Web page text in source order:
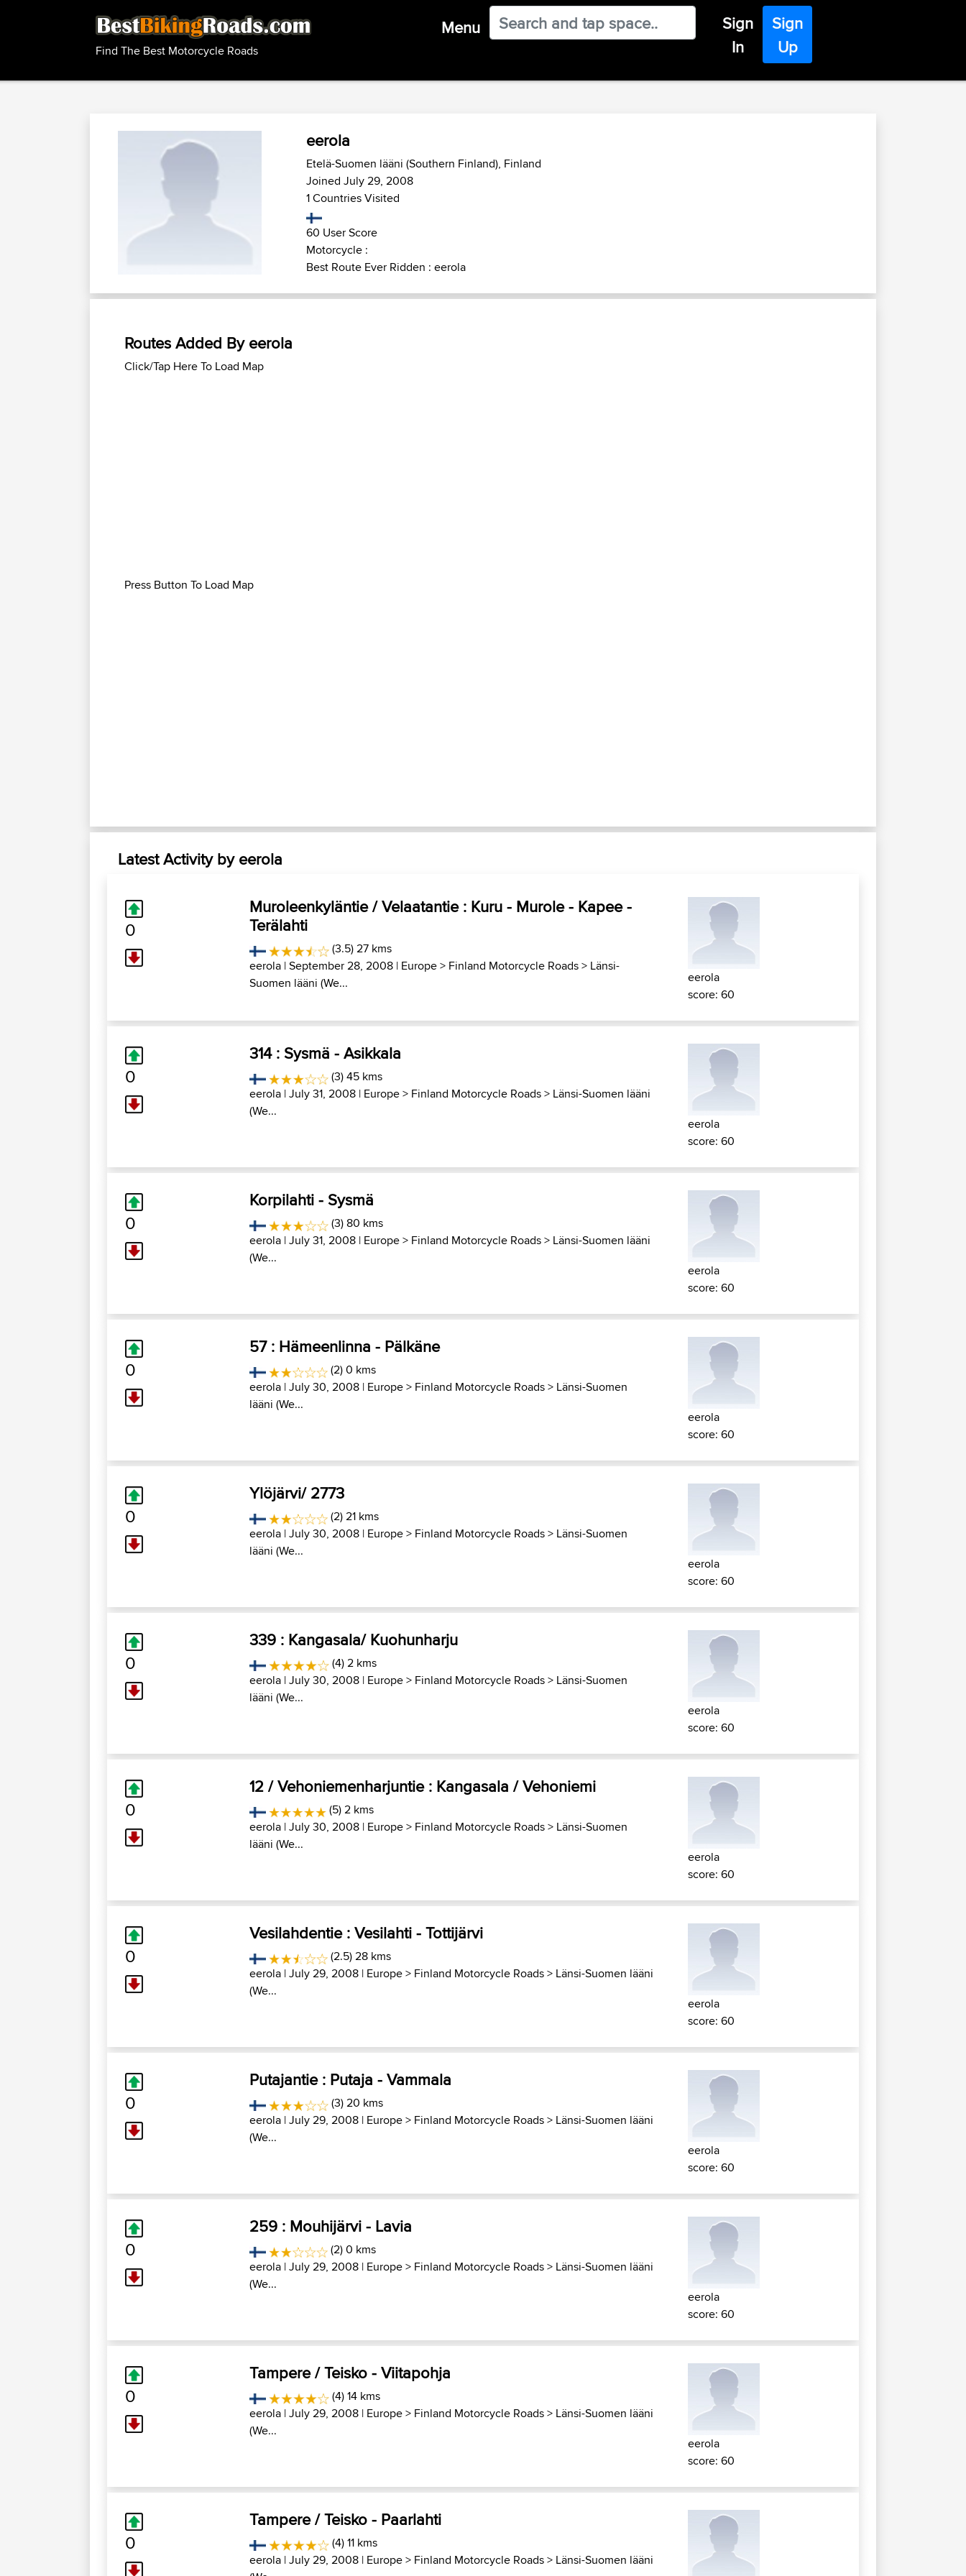
Find The Best Motorcycle Roads
Menu
Sign
In
Sign
Up
eerola
Etelä-Suomen lääni (Southern Finland), Finland
Joined July 29, 2008
1 Countries Visited
60 User Score
Motorcycle :
Best Route Ever Ridden : eerola
Routes Added By eerola
Click/Tap Here To Load Map
Press Button To Load Map
Latest Activity by eerola
0
Muroleenkyläntie / Velaatantie : Kuru - Murole - Kapee -
Terälahti
(3.5) 27 kms
eerola | September 28, 2008 | Europe> Finland Motorcycle Roads> Länsi-
Suomen lääni (We...
eerola
score: 60
0
314 : Sysmä - Asikkala
(3) 45 kms
eerola | July 31, 2008 | Europe> Finland Motorcycle Roads> Länsi-Suomen lääni
(We...
eerola
score: 60
0
Korpilahti - Sysmä
(3) 80 kms
eerola | July 31, 2008 | Europe> Finland Motorcycle Roads> Länsi-Suomen lääni
(We...
eerola
score: 60
0
57 : Hämeenlinna - Pälkäne
(2) 0 kms
eerola | July 30, 2008 | Europe> Finland Motorcycle Roads> Länsi-Suomen
lääni (We...
eerola
score: 60
0
Ylöjärvi/ 2773
(2) 21 kms
eerola | July 30, 2008 | Europe> Finland Motorcycle Roads> Länsi-Suomen
lääni (We...
eerola
score: 60
0
339 : Kangasala/ Kuohunharju
(4) 2 kms
eerola | July 30, 2008 | Europe> Finland Motorcycle Roads> Länsi-Suomen
lääni (We...
eerola
score: 60
0
12 / Vehoniemenharjuntie : Kangasala / Vehoniemi
(5) 2 kms
eerola | July 30, 2008 | Europe> Finland Motorcycle Roads> Länsi-Suomen
lääni (We...
eerola
score: 60
0
Vesilahdentie : Vesilahti - Tottijärvi
(2.5) 28 kms
eerola | July 29, 2008 | Europe> Finland Motorcycle Roads> Länsi-Suomen lääni
(We...
eerola
score: 60
0
Putajantie : Putaja - Vammala
(3) 20 kms
eerola | July 29, 2008 | Europe> Finland Motorcycle Roads> Länsi-Suomen lääni
(We...
eerola
score: 60
0
259 : Mouhijärvi - Lavia
(2) 0 kms
eerola | July 29, 2008 | Europe> Finland Motorcycle Roads> Länsi-Suomen lääni
(We...
eerola
score: 60
0
Tampere / Teisko - Viitapohja
(4) 14 kms
eerola | July 29, 2008 | Europe> Finland Motorcycle Roads> Länsi-Suomen lääni
(We...
eerola
score: 60
0
Tampere / Teisko - Paarlahti
(4) 11 kms
eerola | July 29, 2008 | Europe> Finland Motorcycle Roads> Länsi-Suomen lääni